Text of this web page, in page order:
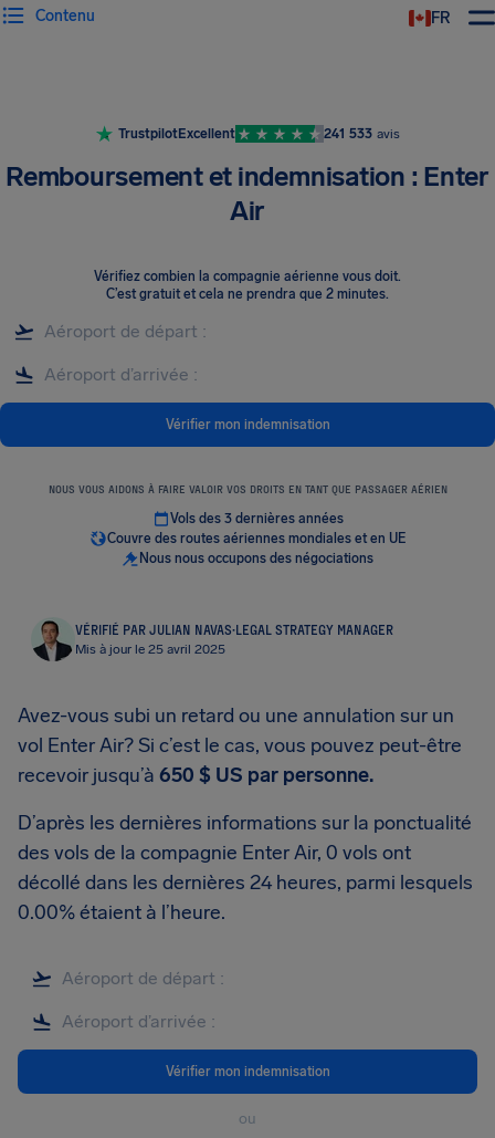
FR
Contenu
TrustpilotExcellent 241 533 avis
Remboursement et indemnisation : Enter
Air
Vérifiez combien la compagnie aérienne vous doit.
C’est gratuit et cela ne prendra que 2 minutes.
Vérifier mon indemnisation
NOUS VOUS AIDONS À FAIRE VALOIR VOS DROITS EN TANT QUE PASSAGER AÉRIEN
Vols des 3 dernières années
Couvre des routes aériennes mondiales et en UE
Nous nous occupons des négociations
VÉRIFIÉ PAR JULIAN NAVAS·LEGAL STRATEGY MANAGER
Mis à jour le 25 avril 2025
Avez-vous subi un retard ou une annulation sur un
vol Enter Air? Si c’est le cas, vous pouvez peut-être
recevoir jusqu’à 650 $ US par personne.
D’après les dernières informations sur la ponctualité
des vols de la compagnie Enter Air, 0 vols ont
décollé dans les dernières 24 heures, parmi lesquels
0.00% étaient à l’heure.
Vérifier mon indemnisation
ou